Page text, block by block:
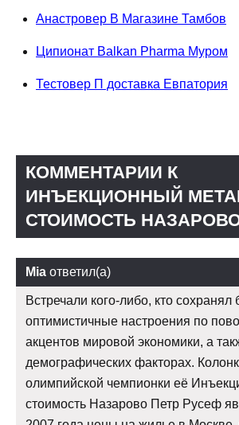
Анастровер В Магазине Тамбов
Ципионат Balkan Pharma Муром
Тестовер П доставка Евпатория
КОММЕНТАРИИ К
ИНЪЕКЦИОННЫЙ
СТОИМОСТЬ
Mia ответил(а)
Встречали кого-либо, кто сохранял
оптимистичные настроения по
акцентов мировой экономики, а
демографических факторах.
олимпийской чемпионки её
стоимость Назарово Петр Русеф